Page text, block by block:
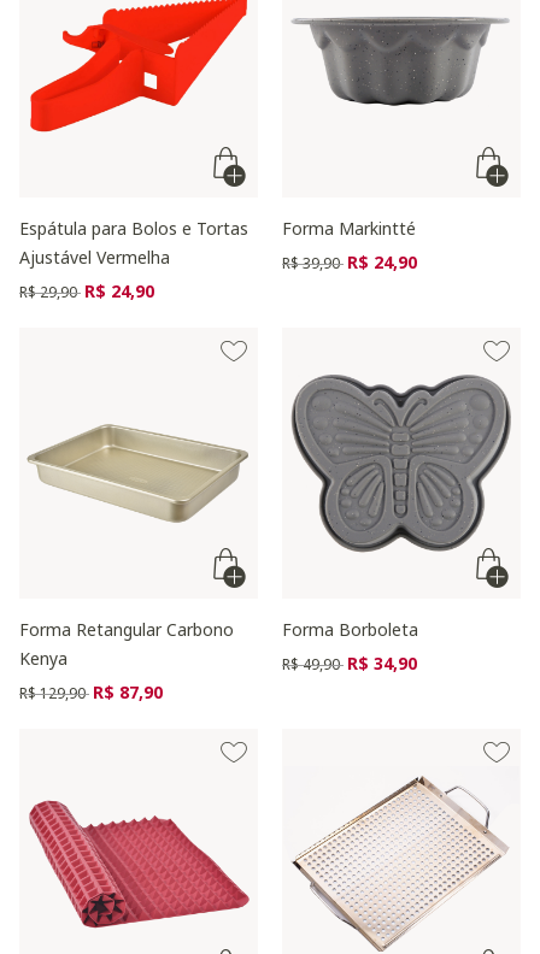
Espátula para Bolos e Tortas
Ajustável Vermelha
Preço reduzido de
R$ 29,90 para
R$ 24,90
Forma Markintté
Preço reduzido de
R$ 39,90 para
R$ 24,90
Forma Retangular Carbono
Kenya
Preço reduzido de
R$ 129,90 para
R$ 87,90
Forma Borboleta
Preço reduzido de
R$ 49,90 para
R$ 34,90